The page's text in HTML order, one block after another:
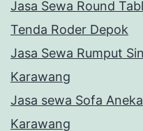
Jasa Sewa Round
Tenda Roder Depok
Jasa Sewa Rumput
Karawang
Jasa sewa Sofa
Karawang